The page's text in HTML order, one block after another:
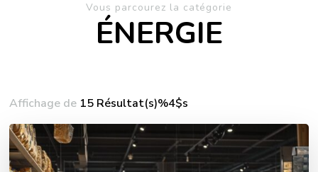
Vous parcourez la catégorie
ÉNERGIE
Affichage de 15 Résultat(s)%4$s